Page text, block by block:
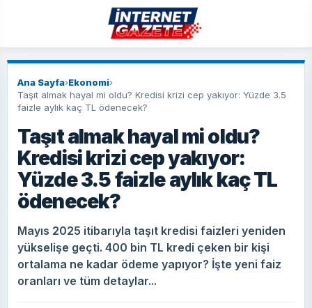
Ana Sayfa›Ekonomi›
Taşıt almak hayal mi oldu? Kredisi krizi cep yakıyor: Yüzde 3.5
faizle aylık kaç TL ödenecek?
Taşıt almak hayal mi oldu?
Kredisi krizi cep yakıyor:
Yüzde 3.5 faizle aylık kaç TL
ödenecek?
Mayıs 2025 itibarıyla taşıt kredisi faizleri yeniden
yükselişe geçti. 400 bin TL kredi çeken bir kişi
ortalama ne kadar ödeme yapıyor? İşte yeni faiz
oranları ve tüm detaylar...